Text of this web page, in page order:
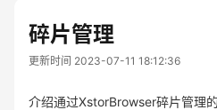
碎片管理
更新时间 2023-07-11 18:12:36
介绍通过XstorBrowser碎片管理的